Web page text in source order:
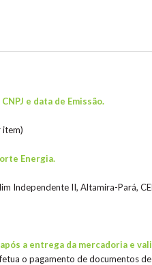
e data de Emissão.
item)
Energia.
Independente II, Altamira-Pará,
a entrega da mercadoria e
o pagamento de documentos